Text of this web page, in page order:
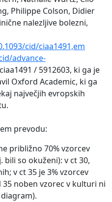
Philippe Colson, Didier
nalezljive bolezni,
cid/ciaa1491,em
advance-
/ 5912603, ki ga je
Oxford Academic, ki ga
največjih evropskih
prevodu:
približno 70% vzorcev
so okuženi): v ct ​​30,
v ct 35 je 3% vzorcev
noben vzorec v kulturi ni